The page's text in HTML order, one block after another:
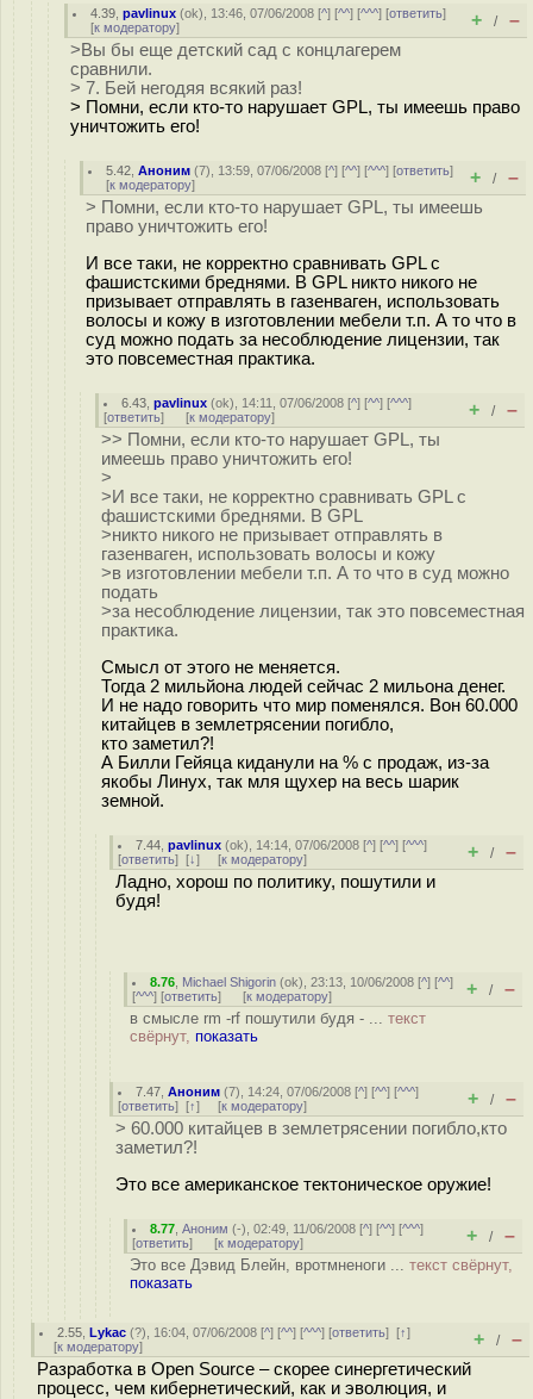
4.39 ,pavlinux (ok), 13:46, 07/06/2008 [^] [^^] [^^^] [ответить]
[к модератору] + / –
>Вы бы еще детский сад с концлагерем
сравнили.
> 7. Бей негодяя всякий раз!
> Помни, если кто-то нарушает GPL, ты имеешь право
уничтожить его!
5.42 ,Аноним (7), 13:59, 07/06/2008 [^] [^^] [^^^] [ответить]
[к модератору] + / –
> Помни, если кто-то нарушает GPL, ты имеешь
право уничтожить его!
И все таки, не корректно сравнивать GPL с
фашистскими бреднями. В GPL никто никого не
призывает отправлять в газенваген, использовать
волосы и кожу в изготовлении мебели т.п. А то что в
суд можно подать за несоблюдение лицензии, так
это повсеместная практика.
6.43 ,pavlinux (ok), 14:11, 07/06/2008 [^] [^^] [^^^]
[ответить] [к модератору] + / –
>> Помни, если кто-то нарушает GPL, ты
имеешь право уничтожить его!
>
>И все таки, не корректно сравнивать GPL с
фашистскими бреднями. В GPL
>никто никого не призывает отправлять в
газенваген, использовать волосы и кожу
>в изготовлении мебели т.п. А то что в суд можно
подать
>за несоблюдение лицензии, так это повсеместная
практика.
Смысл от этого не меняется.
Тогда 2 мильйона людей сейчас 2 мильона денег.
И не надо говорить что мир поменялся. Вон 60.000
китайцев в землетрясении погибло,
кто заметил?!
А Билли Гейяца киданули на % с продаж, из-за
якобы Линух, так мля щухер на весь шарик
земной.
7.44 ,pavlinux (ok), 14:14, 07/06/2008 [^] [^^] [^^^]
[ответить] [↓] [к модератору] + / –
Ладно, хорош по политику, пошутили и
будя!
8.76 Michael Shigorin (ok), 23:13, 10/06/2008 [^] [^^]
[^^^] [ответить] [к модератору] + / –
в смысле rm -rf пошутили будя - ... текст
свёрнут, показать
7.47 ,Аноним (7), 14:24, 07/06/2008 [^] [^^] [^^^]
[ответить] [↑] [к модератору] + / –
> 60.000 китайцев в землетрясении погибло,кто
заметил?!
Это все американское тектоническое оружие!
8.77 ,Аноним (-), 02:49, 11/06/2008 [^] [^^] [^^^]
[ответить] [к модератору] + / –
Это все Дэвид Блейн, вротмненоги ... текст свёрнут,
показать
2.55 ,Lykac (?), 16:04, 07/06/2008 [^] [^^] [^^^] [ответить][↑]
[к модератору] + / –
Разработка в Open Source – скорее синергетический
процесс, чем кибернетический, как и эволюция, и